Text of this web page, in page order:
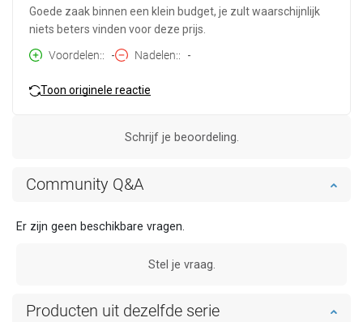
Goede zaak binnen een klein budget, je zult waarschijnlijk
niets beters vinden voor deze prijs.
Voordelen:
- Nadelen: -
Toon originele reactie
Schrijf je beoordeling.
Community Q&A
Er zijn geen beschikbare vragen.
Stel je vraag.
Producten uit dezelfde serie